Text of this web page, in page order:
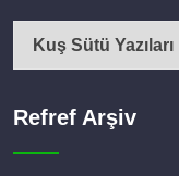
Kategoriler
Refref ArşivRefref